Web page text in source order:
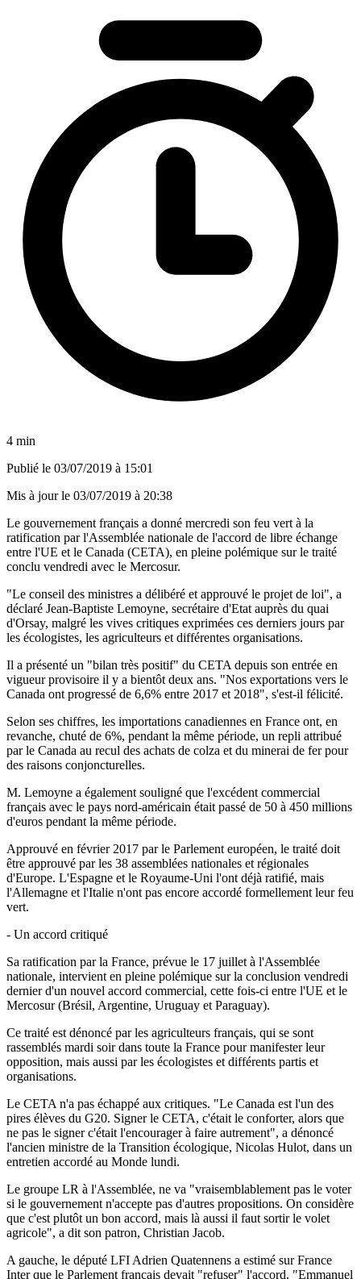
4 min
Publié le 03/07/2019 à 15:01
Mis à jour le 03/07/2019 à 20:38
Le gouvernement français a donné mercredi son feu vert à la
ratification par l'Assemblée nationale de l'accord de libre échange
entre l'UE et le Canada (CETA), en pleine polémique sur le traité
conclu vendredi avec le Mercosur.
"Le conseil des ministres a délibéré et approuvé le projet de loi", a
déclaré Jean-Baptiste Lemoyne, secrétaire d'Etat auprès du quai
d'Orsay, malgré les vives critiques exprimées ces derniers jours par
les écologistes, les agriculteurs et différentes organisations.
Il a présenté un "bilan très positif" du CETA depuis son entrée en
vigueur provisoire il y a bientôt deux ans. "Nos exportations vers le
Canada ont progressé de 6,6% entre 2017 et 2018", s'est-il félicité.
Selon ses chiffres, les importations canadiennes en France ont, en
revanche, chuté de 6%, pendant la même période, un repli attribué
par le Canada au recul des achats de colza et du minerai de fer pour
des raisons conjoncturelles.
M. Lemoyne a également souligné que l'excédent commercial
français avec le pays nord-américain était passé de 50 à 450 millions
d'euros pendant la même période.
Approuvé en février 2017 par le Parlement européen, le traité doit
être approuvé par les 38 assemblées nationales et régionales
d'Europe. L'Espagne et le Royaume-Uni l'ont déjà ratifié, mais
l'Allemagne et l'Italie n'ont pas encore accordé formellement leur feu
vert.
- Un accord critiqué
Sa ratification par la France, prévue le 17 juillet à l'Assemblée
nationale, intervient en pleine polémique sur la conclusion vendredi
dernier d'un nouvel accord commercial, cette fois-ci entre l'UE et le
Mercosur (Brésil, Argentine, Uruguay et Paraguay).
Ce traité est dénoncé par les agriculteurs français, qui se sont
rassemblés mardi soir dans toute la France pour manifester leur
opposition, mais aussi par les écologistes et différents partis et
organisations.
Le CETA n'a pas échappé aux critiques. "Le Canada est l'un des
pires élèves du G20. Signer le CETA, c'était le conforter, alors que
ne pas le signer c'était l'encourager à faire autrement", a dénoncé
l'ancien ministre de la Transition écologique, Nicolas Hulot, dans un
entretien accordé au Monde lundi.
Le groupe LR à l'Assemblée, ne va "vraisemblablement pas le voter
si le gouvernement n'accepte pas d'autres propositions. On considère
que c'est plutôt un bon accord, mais là aussi il faut sortir le volet
agricole", a dit son patron, Christian Jacob.
A gauche, le député LFI Adrien Quatennens a estimé sur France
Inter que le Parlement français devait "refuser" l'accord. "Emmanuel